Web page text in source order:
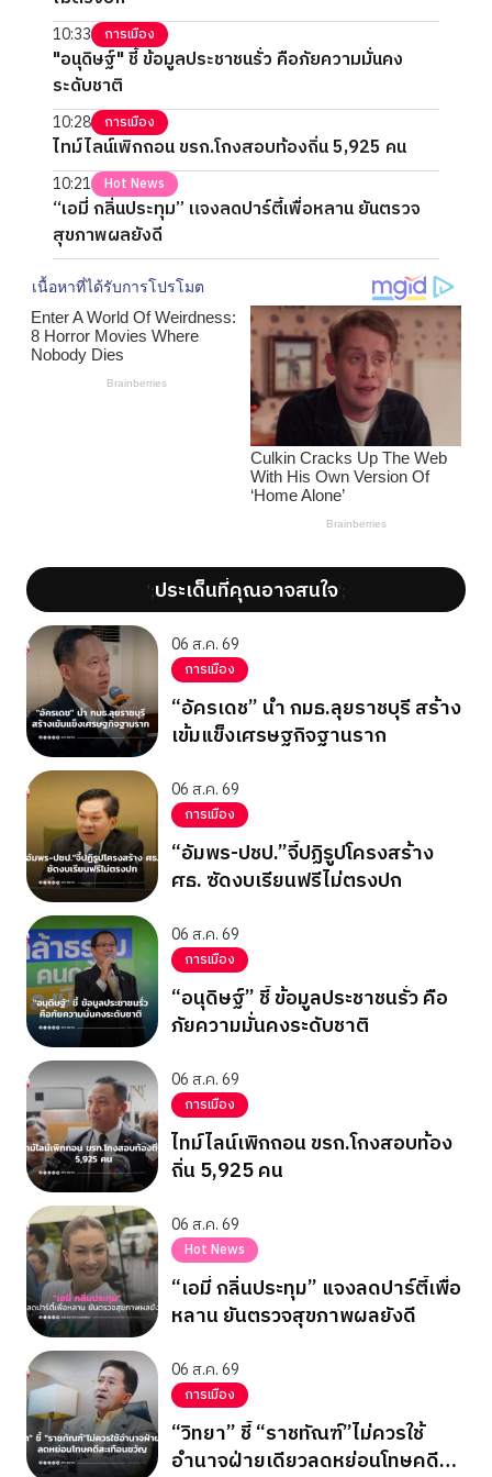
10:33 การเมือง
"อนุดิษฐ์" ชี้ ข้อมูลประชาชนรั่ว คือภัยความมั่นคง
ระดับชาติ
10:28 การเมือง
ไทม์ไลน์เพิกถอน ขรก.โกงสอบท้องถิ่น 5,925 คน
10:21 Hot News
“เอมี่ กลิ่นประทุม” แจงลดปาร์ตี้เพื่อหลาน ยันตรวจ
สุขภาพผลยังดี
';ประเด็นที่คุณอาจสนใจ';
06 ส.ค. 69
การเมือง
“อัครเดช” นำ กมธ.ลุยราชบุรี สร้าง
เข้มแข็งเศรษฐกิจฐานราก
06 ส.ค. 69
การเมือง
“อัมพร-ปชป.”จี้ปฏิรูปโครงสร้าง
ศธ. ซัดงบเรียนฟรีไม่ตรงปก
06 ส.ค. 69
การเมือง
“อนุดิษฐ์” ชี้ ข้อมูลประชาชนรั่ว คือ
ภัยความมั่นคงระดับชาติ
06 ส.ค. 69
การเมือง
ไทม์ไลน์เพิกถอน ขรก.โกงสอบท้อง
ถิ่น 5,925 คน
06 ส.ค. 69
Hot News
“เอมี่ กลิ่นประทุม” แจงลดปาร์ตี้เพื่อ
หลาน ยันตรวจสุขภาพผลยังดี
06 ส.ค. 69
การเมือง
“วิทยา” ชี้ “ราชทัณฑ์”ไม่ควรใช้
อำนาจฝ่ายเดียวลดหย่อนโทษคดี